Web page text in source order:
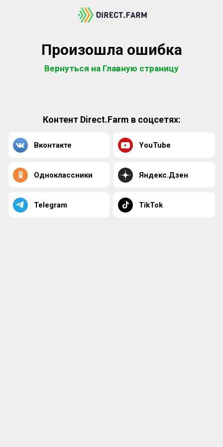
Произошла ошибка
Вернуться на Главную страницу
Контент Direct.Farm в соцсетях:
Вконтакте YouTube
Одноклассники Яндекс.Дзен
Telegram TikTok